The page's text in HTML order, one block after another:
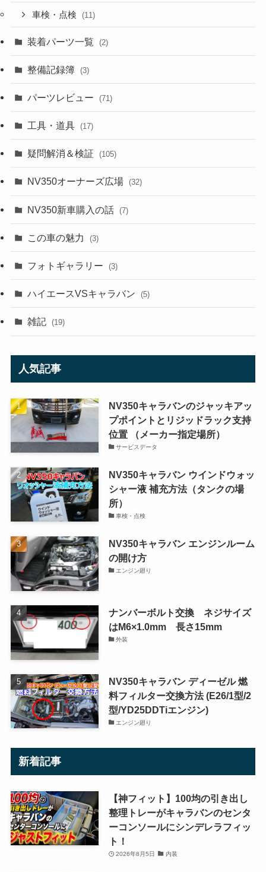
車検・点検 (11)
装着パーツ一覧 (2)
整備記録簿 (3)
パーツレビュー (71)
工具・道具 (17)
疑問解消＆検証 (105)
NV350オーナーズ広場 (32)
NV350新車購入の話 (7)
この車の魅力 (3)
フォトギャラリー (3)
ハイエースVSキャラバン (5)
雑記 (19)
人気記事
NV350キャラバンのジャッキアッ
プポイントとリジッドラック支持
位置 （メーカー指定場所）
サービスデータ
NV350キャラバン ウインドウォッ
シャー液 補充方法（タンクの場
所）
車検・点検
NV350キャラバン エンジンルーム
の開け方
エンジン廻り
ナンバーボルト交換 ネジサイズ
はM6×1.0mm 長さ15mm
外装
NV350キャラバン ディーゼル 燃
料フィルター交換方法 (E26/1型/2
型/YD25DDTiエンジン)
エンジン廻り
新着記事
【神フィット】100均の引き出し
整理トレーがキャラバンのセンタ
ーコンソールにシンデレラフィッ
ト！
2026年8月5日 内装